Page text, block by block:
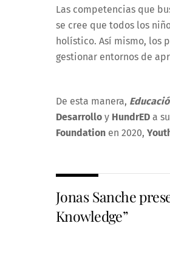
Las competencias que
se cree que todos los
holístico. Así mismo, los
gestionar entornos de
De esta manera,
Desarrollo y HundrED a
Foundation en 2020,
Jonas Sanche
Knowledge”